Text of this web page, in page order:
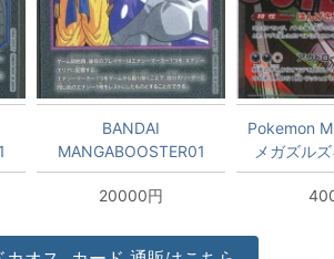
]
BANDAI
MANGABOOSTER01
(SB01収録)エナジーマー
カー [単行本表紙二十七
20000円
Pokemon
メガズル